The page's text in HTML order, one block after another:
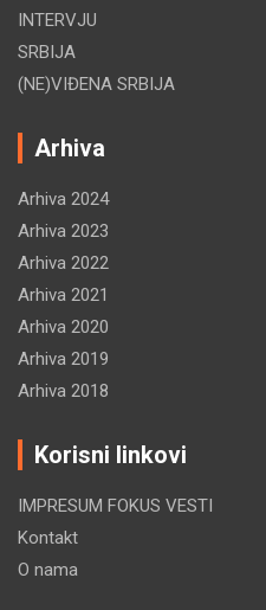
INTERVJU
SRBIJA
(NE)VIĐENA SRBIJA
Arhiva
Arhiva 2024
Arhiva 2023
Arhiva 2022
Arhiva 2021
Arhiva 2020
Arhiva 2019
Arhiva 2018
Korisni linkovi
IMPRESUM FOKUS VESTI
Kontakt
O nama